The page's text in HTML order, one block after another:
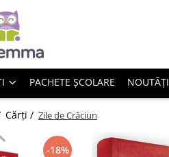
PACHETE ȘCOLARE NOUTĂȚI
Cărți / Zile de Crăciun
-18%